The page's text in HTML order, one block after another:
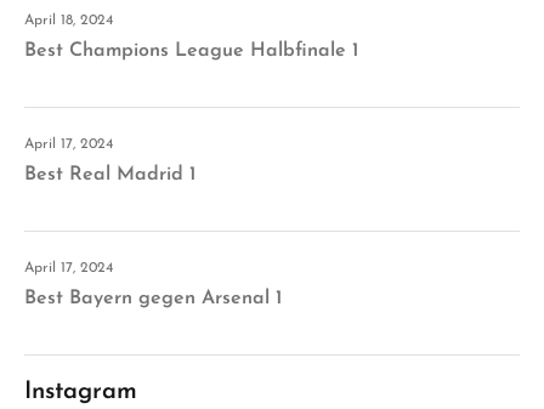
April 18, 2024
Best Champions League Halbfinale 1
April 17, 2024
Best Real Madrid 1
April 17, 2024
Best Bayern gegen Arsenal 1
Instagram